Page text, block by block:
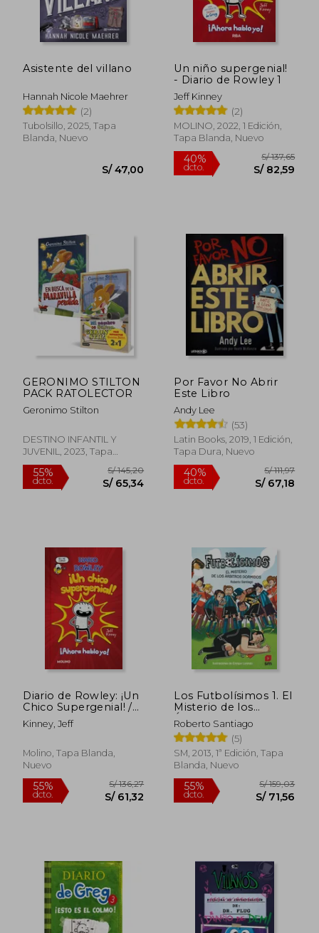
25%
dcto.
S/ 59,00
S/ 44,25
55%
dcto.
Asistente del villano
Hannah Nicole Maehrer
(2)
Tubolsillo, 2025, Tapa
Blanda, Nuevo
Un niño supergenial!
- Diario de Rowley 1
Jeff Kinney
(2)
MOLINO, 2022, 1 Edición,
Tapa Blanda, Nuevo
40%
GERONIMO STILTON
PACK RATOLECTOR
Geronimo Stilton
DESTINO INFANTIL Y
JUVENIL, 2023, Tapa
Blanda, Nuevo
55%
dcto.
S/ 145,20
S/ 65,34
Por Favor No Abrir
Este Libro
Andy Lee
(53)
Latin Books, 2019, 1 Edición,
Tapa Dura, Nuevo
40%
dcto.
Diario de Rowley: ¡Un
Chico Supergenial! /
Diary of an Awesome
Friendly Kid Rowl Ey
Kinney, Jeff
Molino, Tapa Blanda,
Nuevo
Los Futbolísimos 1. El
Misterio de los
Árbitros Dormidos
Roberto Santiago
(5)
SM, 2013, 1ª Edición, Tapa
Blanda, Nuevo